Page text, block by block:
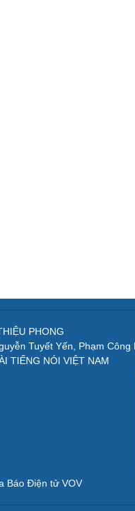
PHONG
Tuyết Yến, Phạm
TIẾNG NÓI VIỆT NAM
Báo Điện tử VOV